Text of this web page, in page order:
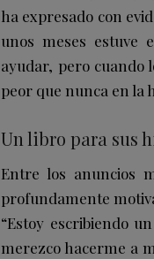
ha expresado con
unos meses estuve
ayudar, pero cuando
peor que nunca en la
Un libro para sus
Entre los anuncios
profundamente
“Estoy escribiendo
merezco hacerme a